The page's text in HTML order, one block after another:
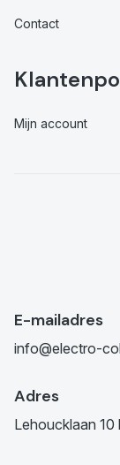
Contact
Mijn account
E-mailadres
info@electro-
Adres
Lehoucklaan 10